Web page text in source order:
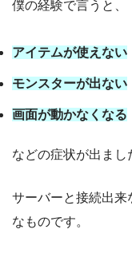
僕の経験で言うと、
アイテムが使えない
モンスターが出ない
画面が動かなくなる
などの症状が出まし
サーバーと接続出来
なものです。